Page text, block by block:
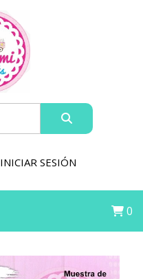
INICIAR SESIÓN
0